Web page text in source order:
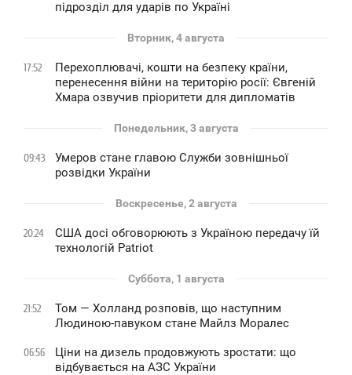
підрозділ для ударів по Україні
Вторник, 4 августа
17:52
Перехоплювачі, кошти на безпеку країни,
перенесення війни на територію росії: Євгеній
Хмара озвучив пріоритети для дипломатів
Понедельник, 3 августа
09:43
Умеров стане главою Служби зовнішньої
розвідки України
Воскресенье, 2 августа
20:24
США досі обговорюють з Україною передачу їй
технологій Patriot
Суббота, 1 августа
21:52
Том — Холланд розповів, що наступним
Людиною-павуком стане Майлз Моралес
06:56
Ціни на дизель продовжують зростати: що
відбувається на АЗС України